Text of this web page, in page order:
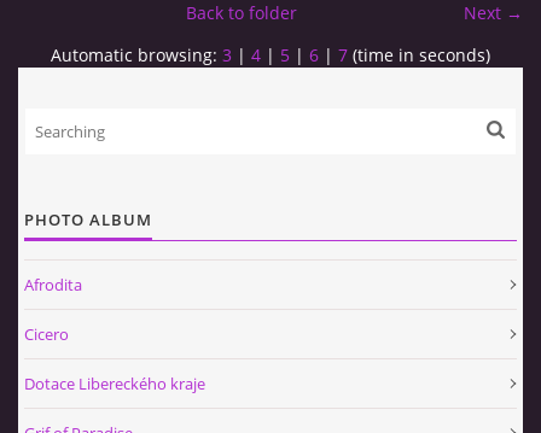
Next →
Back to folder
Automatic browsing: 3 | 4 | 5 | 6 | 7 (time in seconds)
PHOTO ALBUM
Afrodita
Cicero
Dotace Libereckého kraje